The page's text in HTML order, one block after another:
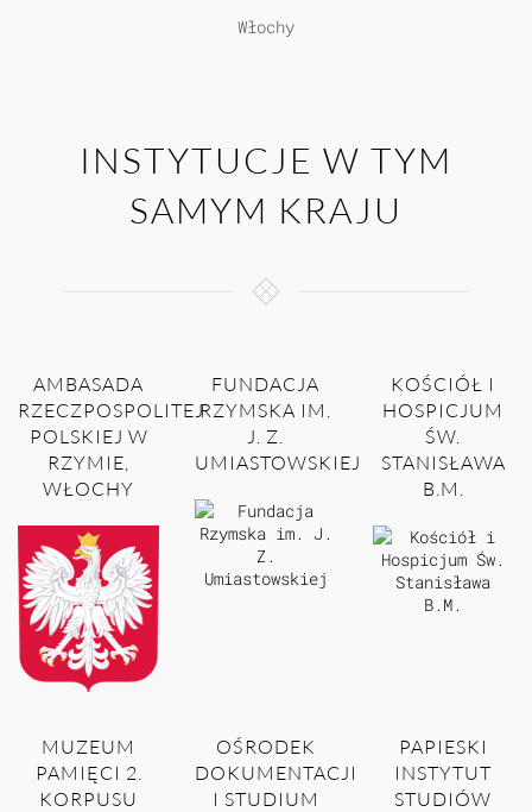
Włochy
INSTYTUCJE W TYM
SAMYM KRAJU
AMBASADA
RZECZPOSPOLITEJ
POLSKIEJ W
RZYMIE,
WŁOCHY
FUNDACJA
RZYMSKA IM.
J. Z.
UMIASTOWSKIEJ
KOŚCIÓŁ I
HOSPICJUM
ŚW.
STANISŁAWA
B.M.
MUZEUM
PAMIĘCI 2.
KORPUSU
OŚRODEK
DOKUMENTACJI
I STUDIUM
PAPIESKI
INSTYTUT
STUDIÓW